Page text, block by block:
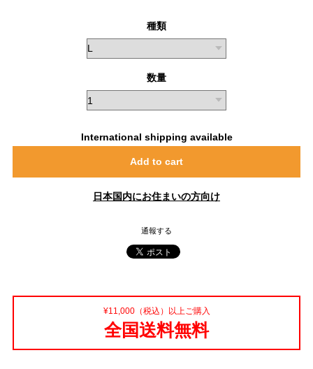
種類
数量
International shipping available
Add to cart
日本国内にお住まいの方向け
通報する
¥11,000（税込）以上ご購入
全国送料無料